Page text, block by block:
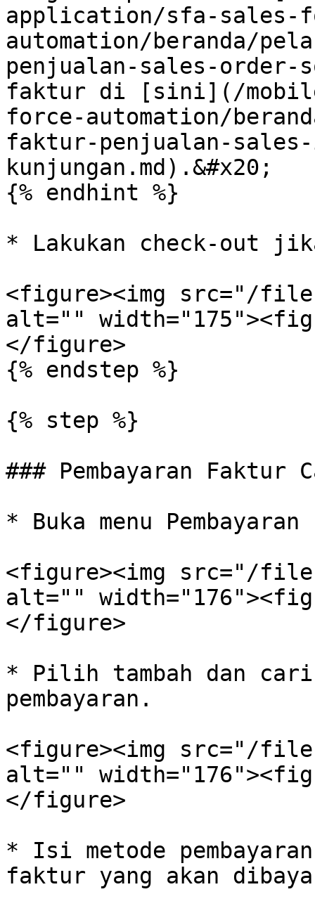
application/sfa-sales-
automation/beranda/
penjualan-sales-order-
faktur di [sini](/
force-automation/
faktur-penjualan-
kunjungan.md).&#x20;
{% endhint %}
* Lakukan check-out
<figure><img src="/
alt=""
</figure>
{% endstep %}
{% step %}
### Pembayaran Faktur
* Buka menu
<figure><img src="/
alt=""
</figure>
* Pilih tambah dan cari
pembayaran.
<figure><img src="/files/
alt=""
</figure>
* Isi metode
faktur yang akan